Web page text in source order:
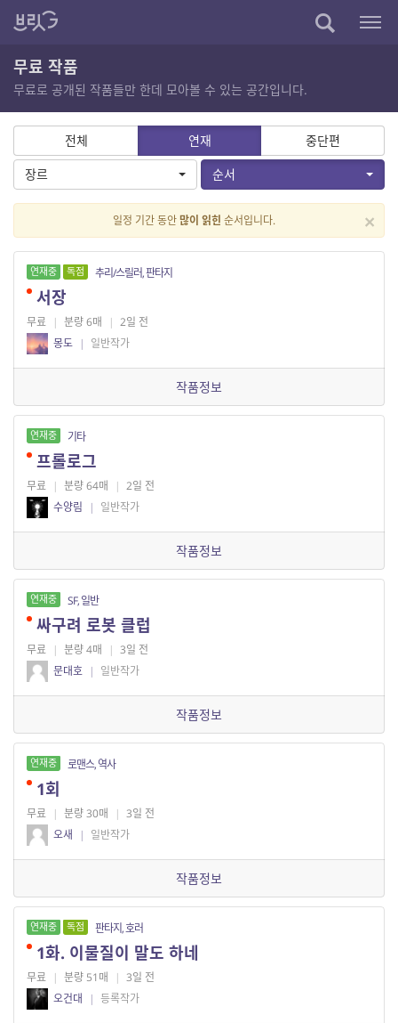
무료 작품
무료로 공개된 작품들만 한데 모아볼 수 있는 공간입니다.
전체 연재
중단편
장르
순서
×
일정 기간 동안많이 읽힌 순서입니다.
연재중 독점 추리/스릴러, 판타지
서장
무료 | 분량 6매 | 2일 전
몽도 | 일반작가
작품정보
연재중 기타
프롤로그
무료 | 분량 64매 | 2일 전
수양림
| 일반작가
작품정보
연재중 SF, 일반
싸구려 로봇 클럽
무료 | 분량 4매 | 3일 전
문대호 | 일반작가
작품정보
연재중 로맨스, 역사
1회
무료 | 분량 30매 | 3일 전
오새
| 일반작가
작품정보
연재중 독점 판타지, 호러
1화. 이물질이 말도 하네
무료 | 분량 51매 | 3일 전
오건대
| 등록작가